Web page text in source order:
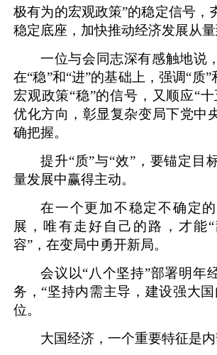
极有为的宏观政策”的稳定信号，
稳定底座，加快推动经济发展从量
一位与会同志深有感触地说
在“稳”和“进”的基础上，强调“质”
宏观政策“稳”的信号，又顺应“
优化方向，彰显复杂变局下党中
确把握。
提升“质”与“效”，要锚定目
量发展中赢得主动。
在一个更加不稳定不确定
展，唯有走好自己的路，才能
容”，在变局中勇开新局。
会议以“八个坚持”部署明年
务，“坚持内需主导，建设强大
位。
大国经济，一个重要特征是内